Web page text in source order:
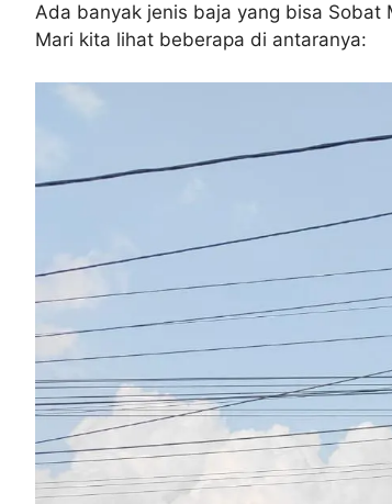
Ada banyak jenis baja yang bisa Sobat
Mari kita lihat beberapa di antaranya: